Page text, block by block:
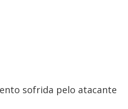
sofrida pelo atacante